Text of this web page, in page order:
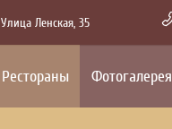
Улица Ленская, 35
Рестораны Фотогалерея